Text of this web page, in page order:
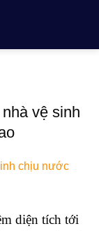
vệ sinh
diện tích tới